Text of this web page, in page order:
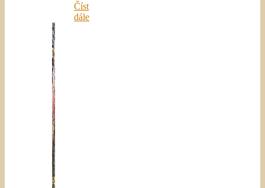
Číst
dále